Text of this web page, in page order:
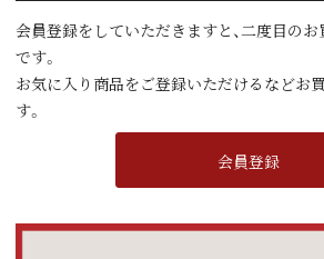
会員登録をしていただきますと、二度目の
です。
お気に入り商品をご登録いただけるなどお
す。
会員登録